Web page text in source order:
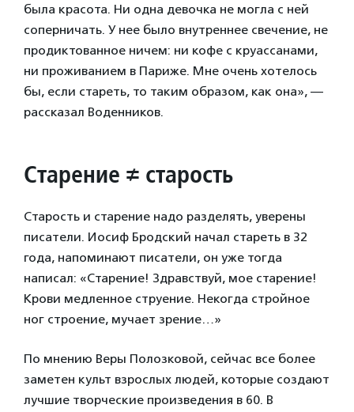
была красота. Ни одна девочка не могла с ней
соперничать. У нее было внутреннее свечение, не
продиктованное ничем: ни кофе с круассанами,
ни проживанием в Париже. Мне очень хотелось
бы, если стареть, то таким образом, как она», —
рассказал Воденников.
Старение ≠ старость
Старость и старение надо разделять, уверены
писатели. Иосиф Бродский начал стареть в 32
года, напоминают писатели, он уже тогда
написал: «Старение! Здравствуй, мое старение!
Крови медленное струение. Некогда стройное
ног строение, мучает зрение…»
По мнению Веры Полозковой, сейчас все более
заметен культ взрослых людей, которые создают
лучшие творческие произведения в 60. В